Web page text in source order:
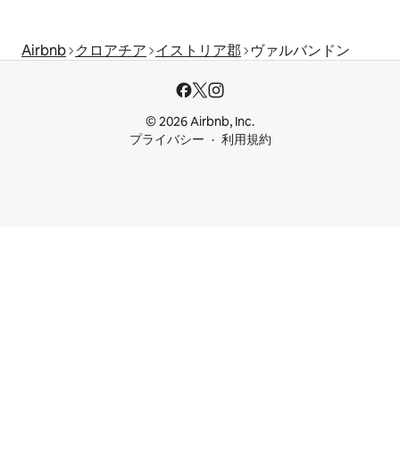
Airbnb クロアチア イストリア郡 ヴァルバンドン
© 2026 Airbnb, Inc.
プライバシー
利用規約